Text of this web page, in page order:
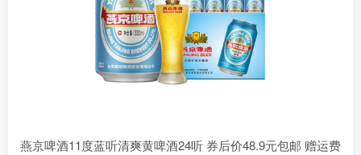
燕京啤酒11度蓝听清爽黄啤酒24听 券后价48.9元包邮 赠运费